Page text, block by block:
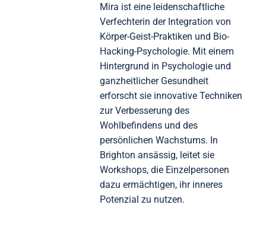
Mira ist eine leidenschaftliche
Verfechterin der Integration von
Körper-Geist-Praktiken und Bio-
Hacking-Psychologie. Mit einem
Hintergrund in Psychologie und
ganzheitlicher Gesundheit
erforscht sie innovative Techniken
zur Verbesserung des
Wohlbefindens und des
persönlichen Wachstums. In
Brighton ansässig, leitet sie
Workshops, die Einzelpersonen
dazu ermächtigen, ihr inneres
Potenzial zu nutzen.